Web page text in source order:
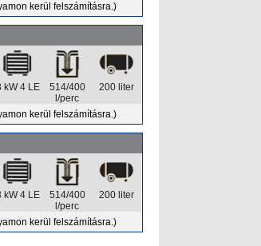
kerül felszámításra.)
kerül felszámításra.)
200 liter
514/400
l/perc
kW 4 LE
kerül felszámításra.)
200 liter
514/400
l/perc
kW 4 LE